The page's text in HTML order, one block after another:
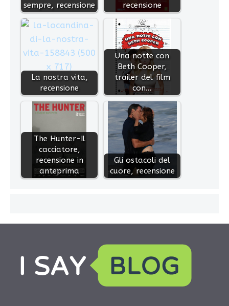
sempre, recensione
recensione
La nostra vita,
recensione
Una notte con
Beth Cooper,
trailer del film
con…
The Hunter-Il
cacciatore,
recensione in
anteprima
Gli ostacoli del
cuore, recensione